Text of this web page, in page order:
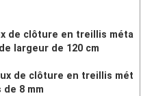
de clôture en treillis méta
largeur de 120 cm
de clôture en treillis mét
de 8 mm